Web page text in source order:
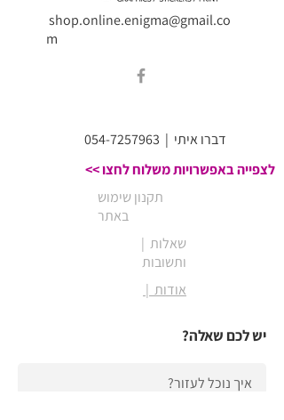
shop.online.enigma@gmail.co
m
054-7257963 | דברו איתי
לצפייה באפשרויות משלוח לחצו >>
תקנון שימוש
באתר
| שאלות
ותשובות
| אודות
יש לכם שאלה?